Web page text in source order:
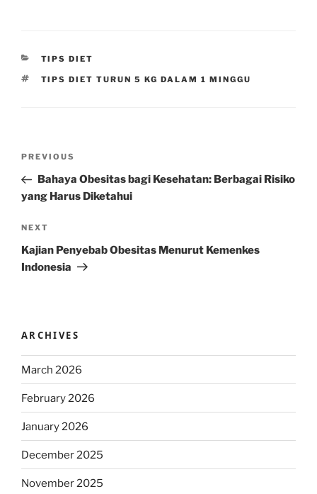
CATEGORIES
TIPS DIET
TAGS
TIPS DIET TURUN 5 KG DALAM 1 MINGGU
Previous
Post
PREVIOUS
Bahaya Obesitas bagi Kesehatan: Berbagai Risiko
yang Harus Diketahui
Next
Post
NEXT
Kajian Penyebab Obesitas Menurut Kemenkes
Indonesia
ARCHIVES
March 2026
February 2026
January 2026
December 2025
November 2025